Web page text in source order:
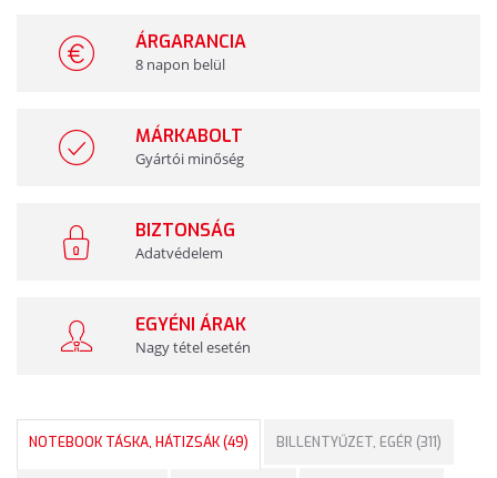
ÁRGARANCIA
8 napon belül
MÁRKABOLT
Gyártói minőség
BIZTONSÁG
Adatvédelem
EGYÉNI ÁRAK
Nagy tétel esetén
NOTEBOOK TÁSKA, HÁTIZSÁK (49) BILLENTYŰZET, EGÉR (311)